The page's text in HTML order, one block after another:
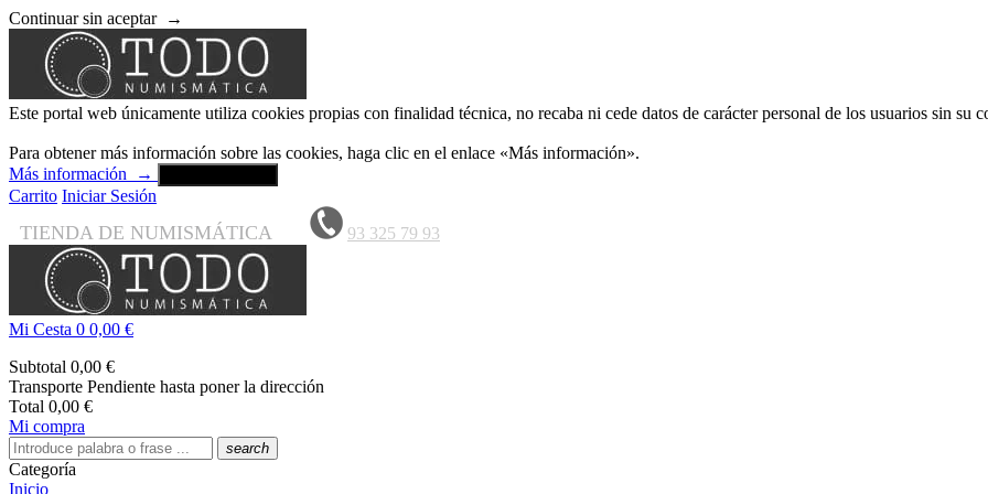
Continuar sin aceptar →
Este portal web únicamente utiliza cookies propias con finalidad técnica, no recaba ni cede datos de carácter personal de los usuarios sin su
Para obtener más información sobre las cookies, haga clic en el enlace «Más información».
Más información
→
Carrito Iniciar Sesión
TIENDA DE NUMISMÁTICA 93 325 79 93
Mi Cesta 0 0,00 €
Subtotal 0,00 €
Transporte Pendiente hasta poner la dirección
Total 0,00 €
Mi compra
search
Categoría
Inicio